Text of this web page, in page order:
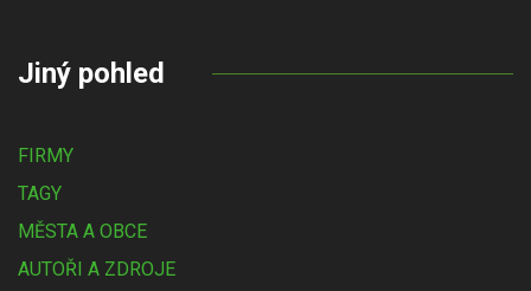
Jiný pohled
FIRMY
TAGY
MĚSTA A OBCE
AUTOŘI A ZDROJE